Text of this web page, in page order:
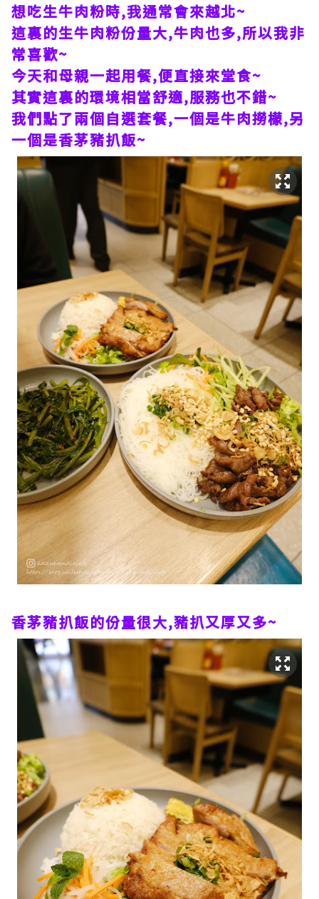
想吃生牛肉粉時,我通常會來越北~
這裏的生牛肉粉份量大,牛肉也多,所以我非
常喜歡~
今天和母親一起用餐,便直接來堂食~
其實這裏的環境相當舒適,服務也不錯~
我們點了兩個自選套餐,一個是牛肉撈檬,另
一個是香茅豬扒飯~
香茅豬扒飯的份量很大,豬扒又厚又多~